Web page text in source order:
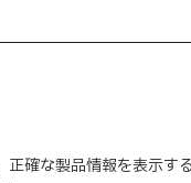
確な製品情報を表示す